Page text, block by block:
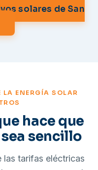
solares de San
LA ENERGÍA SOLAR
hace que
sencillo
las tarifas eléctricas